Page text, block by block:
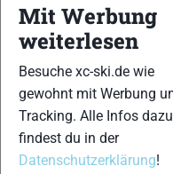
wissen solltest.
Ob Skilanglauf -
immer ein offenes Ohr
das
Kontaktformular
Partner
Mit Werbung
weiterlesen
Besuche xc-ski.de wie
gewohnt mit Werbung
Tracking. Alle Infos dazu
findest du in der
Datenschutzerklärung!